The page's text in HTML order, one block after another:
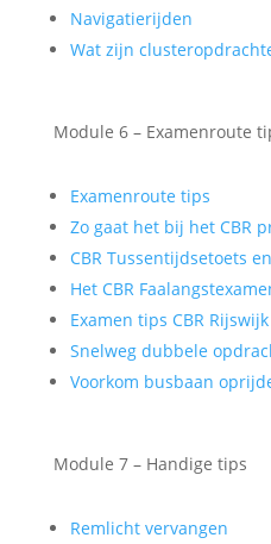
Navigatierijden
Wat zijn
Module 6 – Examenroute
Examenroute tips
Zo gaat het bij het CBR
CBR Tussentijdsetoets
Het CBR
Examen tips CBR Rijswijk
Snelweg dubbele
Voorkom busbaan
Module 7 – Handige tips
Remlicht vervangen